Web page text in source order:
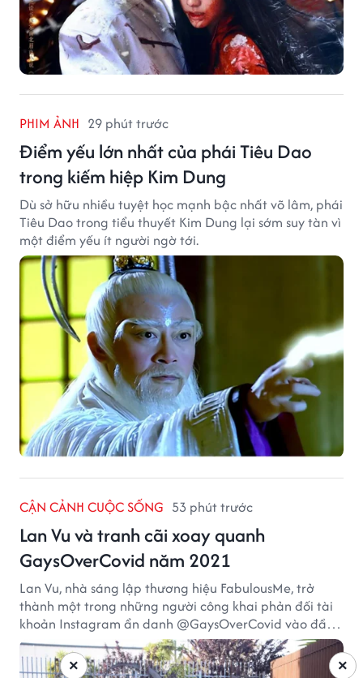
PHIM ẢNH 29 phút trước
Điểm yếu lớn nhất của phái Tiêu Dao
trong kiếm hiệp Kim Dung
Dù sở hữu nhiều tuyệt học mạnh bậc nhất võ lâm, phái
Tiêu Dao trong tiểu thuyết Kim Dung lại sớm suy tàn vì
một điểm yếu ít người ngờ tới.
CẬN CẢNH CUỘC SỐNG 53 phút trước
Lan Vu và tranh cãi xoay quanh
GaysOverCovid năm 2021
Lan Vu, nhà sáng lập thương hiệu FabulousMe, trở
thành một trong những người công khai phản đối tài
khoản Instagram ẩn danh @GaysOverCovid vào đầu
năm 2021, trong bối cảnh đại dịch COVID-19 vẫn diễn
biến nghiêm trọng.
×
×